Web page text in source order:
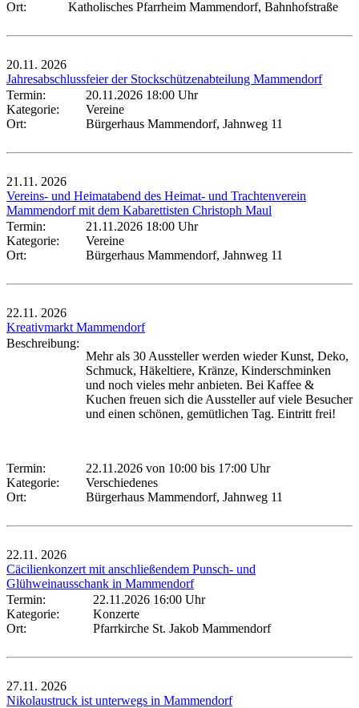
Ort: Katholisches Pfarrheim Mammendorf, Bahnhofstraße
20.11. 2026
Jahresabschlussfeier der Stockschützenabteilung Mammendorf
Termin:
20.11.2026 18:00 Uhr
Kategorie:
Vereine
Ort:
Bürgerhaus Mammendorf, Jahnweg 11
21.11. 2026
Vereins- und Heimatabend des Heimat- und Trachtenverein
Mammendorf mit dem Kabarettisten Christoph Maul
Termin:
21.11.2026 18:00 Uhr
Kategorie:
Vereine
Ort:
Bürgerhaus Mammendorf, Jahnweg 11
22.11. 2026
Kreativmarkt Mammendorf
Beschreibung:
Mehr als 30 Aussteller werden wieder Kunst, Deko,
Schmuck, Häkeltiere, Kränze, Kinderschminken
und noch vieles mehr anbieten. Bei Kaffee &
Kuchen freuen sich die Aussteller auf viele Besucher
und einen schönen, gemütlichen Tag. Eintritt frei!
Termin: 22.11.2026 von 10:00 bis 17:00 Uhr
Kategorie:
Verschiedenes
Ort:
Bürgerhaus Mammendorf, Jahnweg 11
22.11. 2026
Cäcilienkonzert mit anschließendem Punsch- und
Glühweinausschank in Mammendorf
Termin:
22.11.2026 16:00 Uhr
Kategorie:
Konzerte
Ort:
Pfarrkirche St. Jakob Mammendorf
27.11. 2026
Nikolaustruck ist unterwegs in Mammendorf